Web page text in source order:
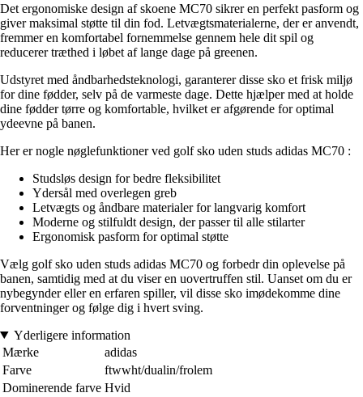
Det ergonomiske design af skoene MC70 sikrer en perfekt pasform og
giver maksimal støtte til din fod. Letvægtsmaterialerne, der er anvendt,
fremmer en komfortabel fornemmelse gennem hele dit spil og
reducerer træthed i løbet af lange dage på greenen.
Udstyret med åndbarhedsteknologi, garanterer disse sko et frisk miljø
for dine fødder, selv på de varmeste dage. Dette hjælper med at holde
dine fødder tørre og komfortable, hvilket er afgørende for optimal
ydeevne på banen.
Her er nogle nøglefunktioner ved golf sko uden studs adidas MC70 :
Studsløs design for bedre fleksibilitet
Ydersål med overlegen greb
Letvægts og åndbare materialer for langvarig komfort
Moderne og stilfuldt design, der passer til alle stilarter
Ergonomisk pasform for optimal støtte
Vælg golf sko uden studs adidas MC70 og forbedr din oplevelse på
banen, samtidig med at du viser en uovertruffen stil. Uanset om du er
nybegynder eller en erfaren spiller, vil disse sko imødekomme dine
forventninger og følge dig i hvert sving.
Yderligere information
Mærke
adidas
Farve
ftwwht/dualin/frolem
Dominerende farve Hvid